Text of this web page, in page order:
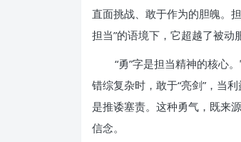
直面挑战、敢于作为的胆魄。
担当”的语境下，它超越了被动
“勇”字是担当精神的核心
错综复杂时，敢于“亮剑”，当
是推诿塞责。这种勇气，既来
信念。